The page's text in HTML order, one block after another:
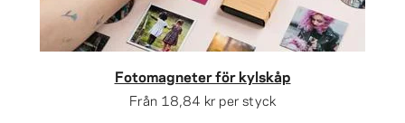
Fotomagneter för kylskåp
Från 18,84 kr per styck